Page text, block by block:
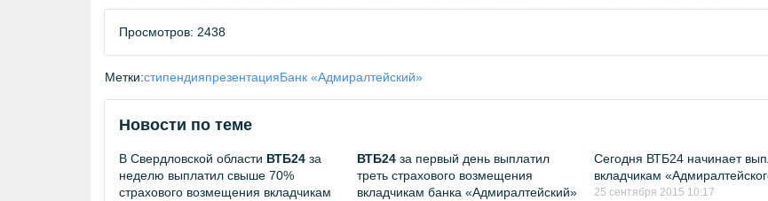
Просмотров: 2438
Метки:стипендияпрезентацияБанк «Адмиралтейский»
Новости по теме
В Свердловской области ВТБ24 за
неделю выплатил свыше 70%
страхового возмещения вкладчикам
ВТБ24за первый день выплатил
треть страхового возмещения
вкладчикам банка «Адмиралтейский»
Сегодня ВТБ24 начинает
вкладчикам
25 сентября 2015 10:17